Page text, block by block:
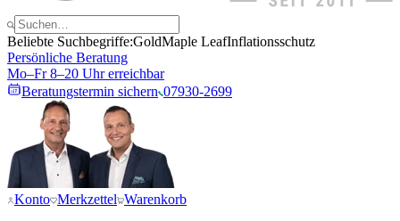
Beliebte Suchbegriffe:GoldMaple LeafInflationsschutz
Persönliche Beratung
Mo–Fr 8–20 Uhr erreichbar
Beratungstermin sichern 07930-2699
Konto Merkzettel Warenkorb